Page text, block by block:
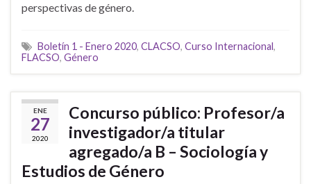
perspectivas de género.
Boletín 1 - Enero 2020, CLACSO, Curso Internacional,
FLACSO, Género
ENE
27
2020
Concurso público: Profesor/a
investigador/a titular
agregado/a B – Sociología y
Estudios de Género